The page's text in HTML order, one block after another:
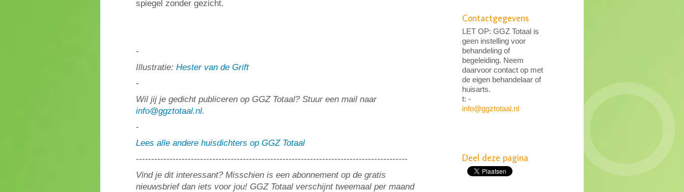
spiegel zonder gezicht.
-
Illustratie: Hester van de Grift
-
Wil jij je gedicht publiceren op GGZ Totaal? Stuur een mail naar
info@ggztotaal.nl.
-
Lees alle andere huisdichters op GGZ Totaal
-----------------------------------------------------------------------------------------
Vind je dit interessant? Misschien is een abonnement op de gratis
nieuwsbrief dan iets voor jou! GGZ Totaal verschijnt tweemaal per maand
Contactgegevens
LET OP: GGZ Totaal is
geen instelling voor
behandeling of
begeleiding. Neem
daarvoor contact op met
de eigen behandelaar of
huisarts.
t: -
info@ggztotaal.nl
Deel deze pagina